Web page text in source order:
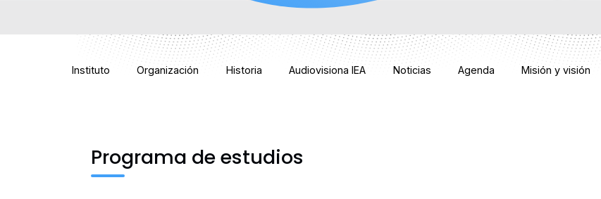
Instituto Organización Historia Audiovisiona IEA Noticias Agenda Misión y visión
Programa de estudios